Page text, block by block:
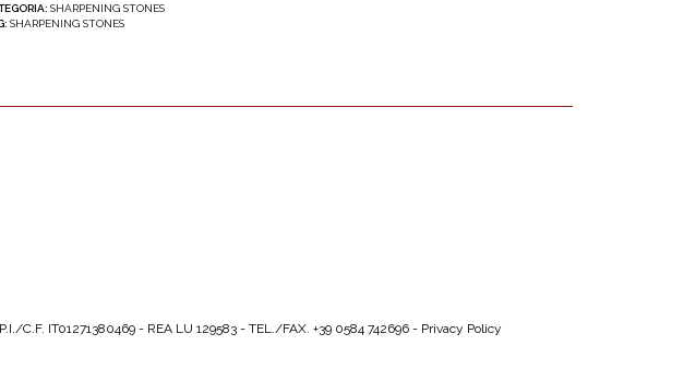
SHARPENING STONES
SHARPENING STONES
C.F. IT01271380469 - REA LU 129583 - TEL./FAX. +39 0584 742696 - Privacy Policy